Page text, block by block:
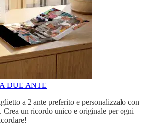
DUE ANTE
a 2 ante preferito e personalizzalo con
Crea un ricordo unico e originale per ogni